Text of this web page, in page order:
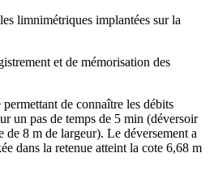
limnimétriques implantées sur la
et de mémorisation des
de connaître les débits
un pas de temps de 5 min (déversoir
de 8 m de largeur). Le déversement a
dans la retenue atteint la cote 6,68 m